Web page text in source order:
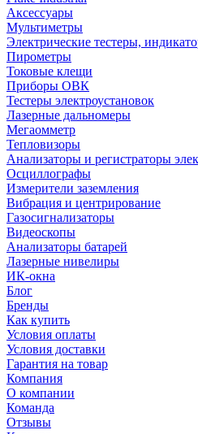
Аксессуары
Мультиметры
Электрические тестеры,
Пирометры
Токовые клещи
Приборы ОВК
Тестеры электроустановок
Лазерные дальномеры
Мегаомметр
Тепловизоры
Анализаторы и регистраторы
Осциллографы
Измерители заземления
Вибрация и центрирование
Газосигнализаторы
Видеоскопы
Анализаторы батарей
Лазерные нивелиры
ИК-окна
Блог
Бренды
Как купить
Условия оплаты
Условия доставки
Гарантия на товар
Компания
О компании
Команда
Отзывы